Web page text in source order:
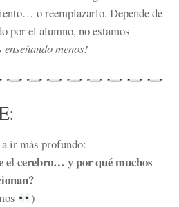
o reemplazarlo. Depende de
por el alumno, no estamos
enseñando menos!
ir más profundo:
el cerebro… y por qué muchos
)